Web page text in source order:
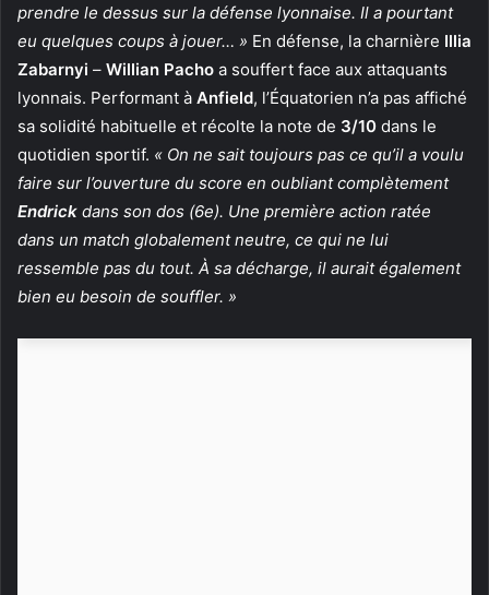
prendre le dessus sur la défense lyonnaise. Il a pourtant
eu quelques coups à jouer… » En défense, la charnière Illia
Zabarnyi – Willian Pacho a souffert face aux attaquants
lyonnais. Performant à Anfield, l’Équatorien n’a pas affiché
sa solidité habituelle et récolte la note de 3/10 dans le
quotidien sportif. « On ne sait toujours pas ce qu’il a voulu
faire sur l’ouverture du score en oubliant complètement
Endrick dans son dos (6e). Une première action ratée
dans un match globalement neutre, ce qui ne lui
ressemble pas du tout. À sa décharge, il aurait également
bien eu besoin de souffler. »